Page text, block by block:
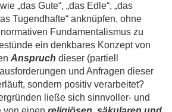
„das Gute“, „das Edle“, „das
Tugendhafte“ anknüpfen, ohne
Fundamentalismus zu
ein denkbares Konzept von
Anspruch dieser (partiell
und Anfragen dieser
sondern positiv verarbeitet?
ließe sich sinnvoller- und